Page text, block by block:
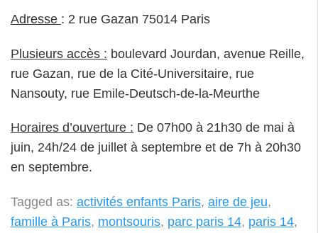
Adresse : 2 rue Gazan 75014 Paris
Plusieurs accès : boulevard Jourdan, avenue Reille,
rue Gazan, rue de la Cité-Universitaire, rue
Nansouty, rue Emile-Deutsch-de-la-Meurthe
Horaires d’ouverture : De 07h00 à 21h30 de mai à
juin, 24h/24 de juillet à septembre et de 7h à 20h30
en septembre.
Tagged as: activités enfants Paris, aire de jeu,
famille à Paris, montsouris, parc paris 14, paris 14,